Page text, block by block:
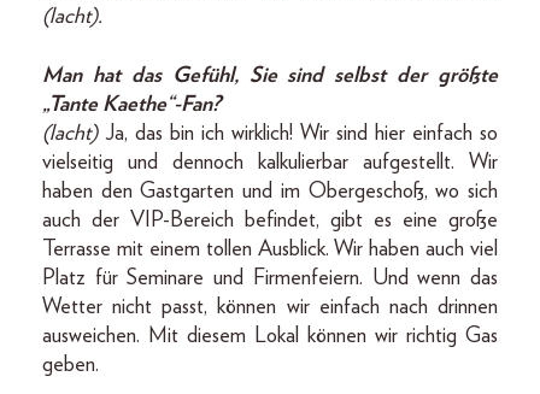
(lacht).
Man hat das Gefühl, Sie sind selbst der größte
„Tante Kaethe“-Fan?
(lacht)Ja, das bin ich wirklich! Wir sind hier einfach so
vielseitig und dennoch kalkulierbar aufgestellt. Wir
haben den Gastgarten und im Obergeschoß, wo sich
auch der VIP-Bereich befindet, gibt es eine große
Terrasse mit einem tollen Ausblick. Wir haben auch viel
Platz für Seminare und Firmenfeiern. Und wenn das
Wetter nicht passt, können wir einfach nach drinnen
ausweichen. Mit diesem Lokal können wir richtig Gas
geben.